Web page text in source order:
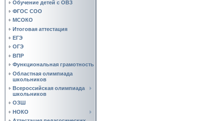
Обучение детей с ОВЗ
ФГОС СОО
МСОКО
Итоговая аттестация
ЕГЭ
ОГЭ
ВПР
Функциональная грамотность
Областная олимпиада
школьников
Всероссийская олимпиада
школьников
ОЗШ
НОКО